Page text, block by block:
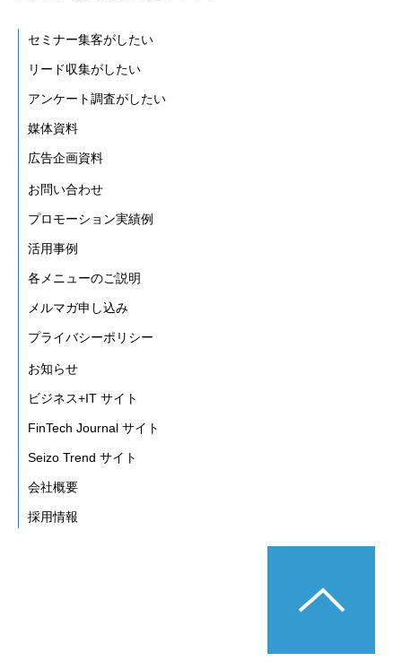
セミナー集客がしたい
リード収集がしたい
アンケート調査がしたい
媒体資料
広告企画資料
お問い合わせ
プロモーション実績例
活用事例
各メニューのご説明
メルマガ申し込み
プライバシーポリシー
お知らせ
ビジネス+IT サイト
FinTech Journal サイト
Seizo Trend サイト
会社概要
採用情報